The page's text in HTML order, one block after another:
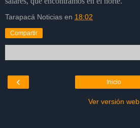
Tarapacá Noticias en 18:02
Compartir
‹ Inicio
Ver versión web